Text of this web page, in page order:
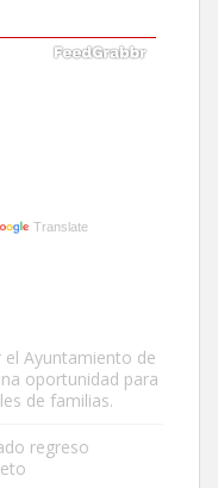
de la zona los
Translate
el Ayuntamiento de
oportunidad para
de familias.
regreso